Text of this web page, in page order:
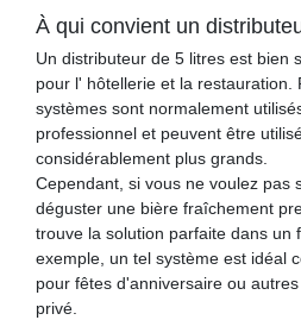
À qui convient un
Un distributeur de 5 litres est bien
pour l' hôtellerie et la restauration.
systèmes sont normalement
professionnel et peuvent être
considérablement plus grands.
Cependant, si vous ne voulez pas
déguster une bière fraîchement
trouve la solution parfaite dans un
exemple, un tel système est idéal
pour fêtes d'anniversaire ou
privé.